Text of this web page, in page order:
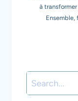
à
Ensemble,
Rechercher